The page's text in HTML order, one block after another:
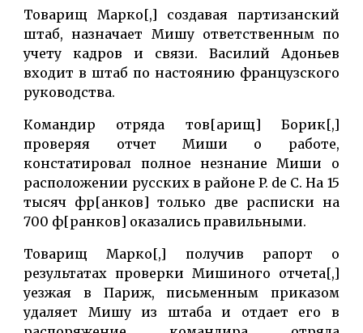
Товарищ Марко[,] создавая партизанский
штаб, назначает Мишу ответственным по
учету кадров и связи. Василий Адоньев
входит в штаб по настоянию французского
руководства.
Командир отряда тов[арищ] Борик[,]
проверяя отчет Миши о работе,
констатировал полное незнание Миши о
расположении русских в районе P. de C. На 15
тысяч фр[анков] только две расписки на
700 ф[ранков] оказались правильными.
Товарищ Марко[,] получив рапорт о
результатах проверки Мишиного отчета[,]
уезжая в Париж, письменным приказом
удаляет Мишу из штаба и отдает его в